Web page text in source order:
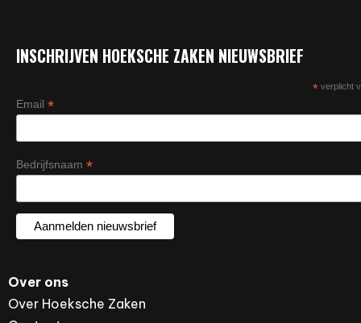
INSCHRIJVEN HOEKSCHE ZAKEN NIEUWSBRIEF
*verplicht
Email *
Bedrijfsnaam *
Over ons
Over Hoeksche Zaken